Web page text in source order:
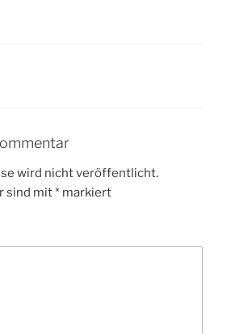
wird nicht veröffentlicht.
sind mit* markiert